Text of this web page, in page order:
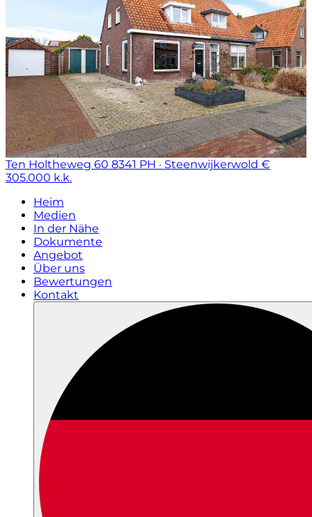
Ten Holtheweg 60 8341 PH · Steenwijkerwold €
305.000 k.k.
Heim
Medien
In der Nähe
Dokumente
Angebot
Über uns
Bewertungen
Kontakt